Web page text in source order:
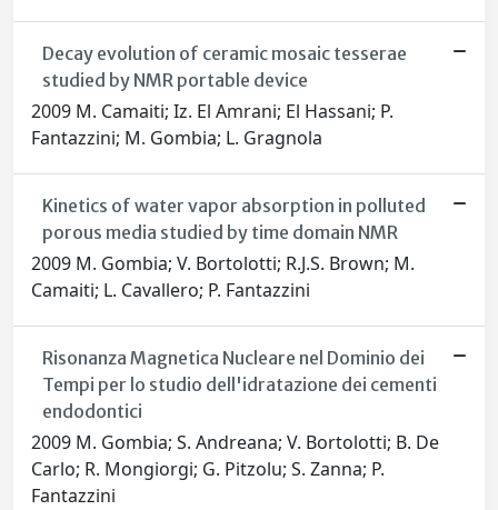
Decay evolution of ceramic mosaic tesserae
studied by NMR portable device
2009 M. Camaiti; Iz. El Amrani; El Hassani; P.
Fantazzini; M. Gombia; L. Gragnola
Kinetics of water vapor absorption in polluted
porous media studied by time domain NMR
2009 M. Gombia; V. Bortolotti; R.J.S. Brown; M.
Camaiti; L. Cavallero; P. Fantazzini
Risonanza Magnetica Nucleare nel Dominio dei
Tempi per lo studio dell'idratazione dei cementi
endodontici
2009 M. Gombia; S. Andreana; V. Bortolotti; B. De
Carlo; R. Mongiorgi; G. Pitzolu; S. Zanna; P.
Fantazzini